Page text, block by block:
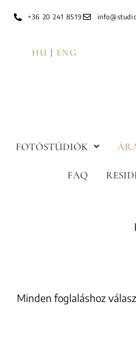
+36 20 241 8519
HU | ENG
FOTÓSTÚDIÓK
FAQ
Minden foglaláshoz